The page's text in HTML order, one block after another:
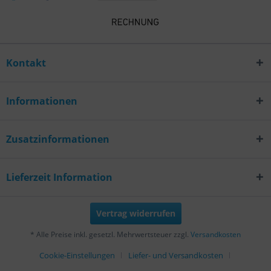
Kontakt
Informationen
Zusatzinformationen
Lieferzeit Information
Vertrag widerrufen
* Alle Preise inkl. gesetzl. Mehrwertsteuer zzgl. Versandkosten
Cookie-Einstellungen
Liefer- und Versandkosten